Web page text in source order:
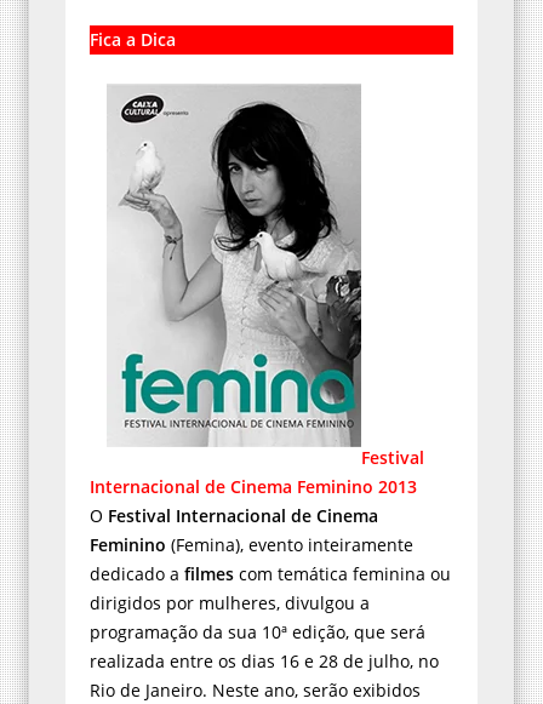
Fica a Dica
Festival
Internacional de Cinema Feminino 2013
O Festival Internacional de Cinema
Feminino (Femina), evento inteiramente
dedicado a filmes com temática feminina ou
dirigidos por mulheres, divulgou a
programação da sua 10ª edição, que será
realizada entre os dias 16 e 28 de julho, no
Rio de Janeiro. Neste ano, serão exibidos